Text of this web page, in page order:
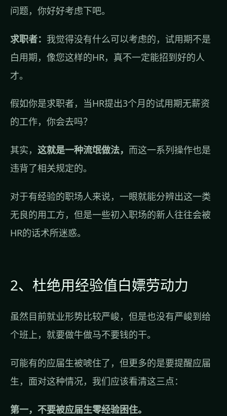
问题，你好好考虑下吧。
求职者： 我觉得没有什么可以考虑的，试用期不是
白用期，像您这样的HR，真不一定能招到好的人
才。
假如你是求职者，当HR提出3个月的试用期无薪资
的工作，你会去吗？
其实， 这就是一种流氓做法， 而这一系列操作也是
违背了相关规定的。
对于有经验的职场人来说，一眼就能分辨出这一类
无良的用工方，但是一些初入职场的新人往往会被
HR的话术所迷惑。
2、杜绝用经验值白嫖劳动力
虽然目前就业形势比较严峻，但是也没有严峻到给
个班上，就要做牛做马不要钱的干。
可能有的应届生被唬住了，但更多的是要提醒应届
生，面对这种情况，我们应该看清这三点：
第一，不要被应届生零经验困住。